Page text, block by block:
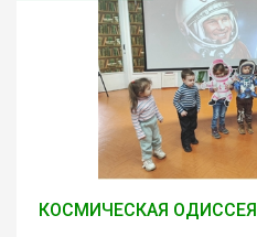
КОСМИЧЕСКАЯ ОДИССЕЯ